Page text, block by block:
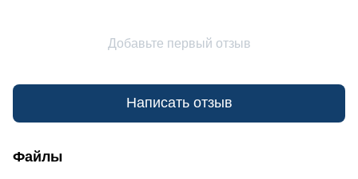
Добавьте первый отзыв
Написать отзыв
Файлы